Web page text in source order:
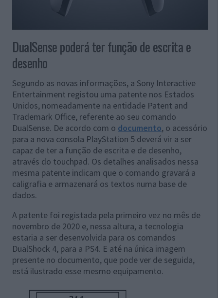
DualSense poderá ter função de escrita e
desenho
Segundo as novas informações, a Sony Interactive
Entertainment registou uma patente nos Estados
Unidos, nomeadamente na entidade Patent and
Trademark Office, referente ao seu comando
DualSense. De acordo com o documento, o acessório
para a nova consola PlayStation 5 deverá vir a ser
capaz de ter a função de escrita e de desenho,
através do touchpad. Os detalhes analisados nessa
mesma patente indicam que o comando gravará a
caligrafia e armazenará os textos numa base de
dados.
A patente foi registada pela primeiro vez no mês de
novembro de 2020 e, nessa altura, a tecnologia
estaria a ser desenvolvida para os comandos
DualShock 4, para a PS4. E até na única imagem
presente no documento, que pode ver de seguida,
está ilustrado esse mesmo equipamento.